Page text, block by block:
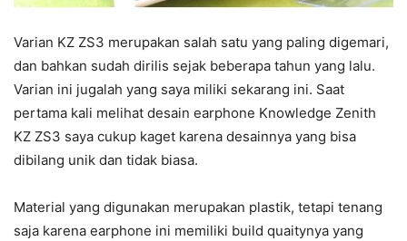
Varian KZ ZS3 merupakan salah satu yang paling digemari,
dan bahkan sudah dirilis sejak beberapa tahun yang lalu.
Varian ini jugalah yang saya miliki sekarang ini. Saat
pertama kali melihat desain earphone Knowledge Zenith
KZ ZS3 saya cukup kaget karena desainnya yang bisa
dibilang unik dan tidak biasa.
Material yang digunakan merupakan plastik, tetapi tenang
saja karena earphone ini memiliki build quaitynya yang